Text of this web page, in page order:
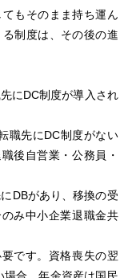
もそのまま持ち運ん
制度は、その後の進
にDC制度が導入され
職先にDC制度がない
後自営業・公務員・
DBがあり、移換の受
み中小企業退職金共
です。資格喪失の翌
場合、年金資産は国民